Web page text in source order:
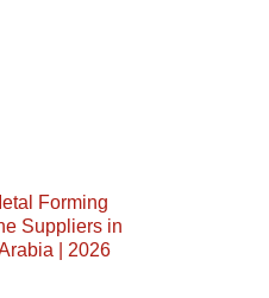
Forming
Suppliers in
| 2026